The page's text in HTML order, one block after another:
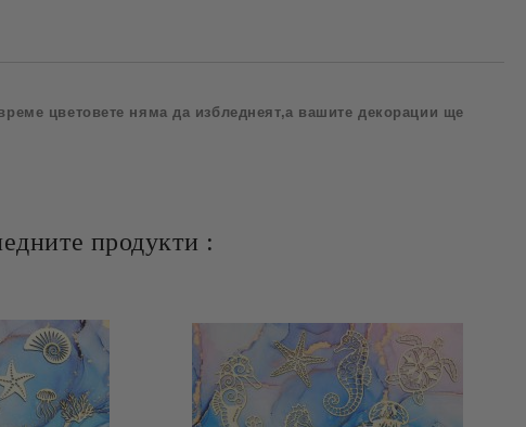
цветовете няма да избледнеят,a вашите декорации ще
продукти :